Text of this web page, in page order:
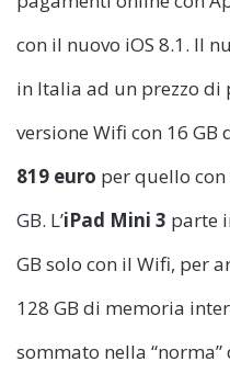
con il nuovo iOS 8.1. Il
in Italia ad un prezzo di
versione Wifi con 16
819 euro per quello con
GB. L’iPad Mini 3 parte
GB solo con il Wifi, per
128 GB di memoria
sommato nella